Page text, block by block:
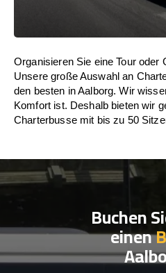
Organisieren Sie eine Tour oder
Unsere große Auswahl an
den besten in Aalborg. Wir
Komfort ist. Deshalb bieten wir
Charterbusse mit bis zu 50
Buchen
einen